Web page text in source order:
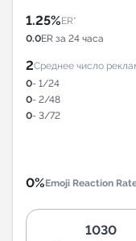
1.25%ER*
0.0ER за 24 часа
2Среднее число
0- 1/24
0- 2/48
0- 3/72
0%Emoji Reaction
1030